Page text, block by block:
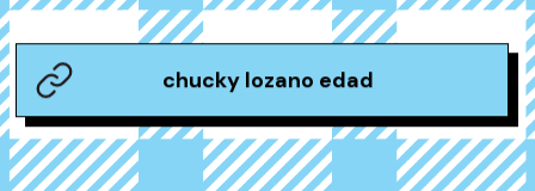
chucky lozano edad